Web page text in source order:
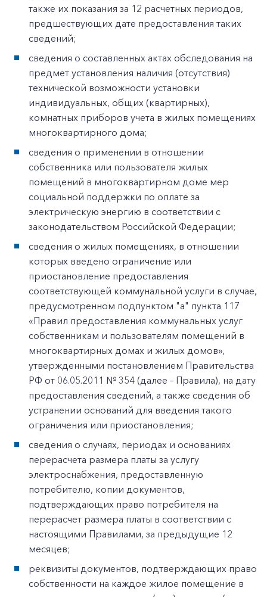
также их показания за 12 расчетных периодов,
предшествующих дате предоставления таких
сведений;
сведения о составленных актах обследования на
предмет установления наличия (отсутствия)
технической возможности установки
индивидуальных, общих (квартирных),
комнатных приборов учета в жилых помещениях
многоквартирного дома;
сведения о применении в отношении
собственника или пользователя жилых
помещений в многоквартирном доме мер
социальной поддержки по оплате за
электрическую энергию в соответствии с
законодательством Российской Федерации;
сведения о жилых помещениях, в отношении
которых введено ограничение или
приостановление предоставления
соответствующей коммунальной услуги в случае,
предусмотренном подпунктом "а" пункта 117
«Правил предоставления коммунальных услуг
собственникам и пользователям помещений в
многоквартирных домах и жилых домов»,
утвержденными постановлением Правительства
РФ от 06.05.2011 № 354 (далее – Правила), на дату
предоставления сведений, а также сведения об
устранении оснований для введения такого
ограничения или приостановления;
сведения о случаях, периодах и основаниях
перерасчета размера платы за услугу
электроснабжения, предоставленную
потребителю, копии документов,
подтверждающих право потребителя на
перерасчет размера платы в соответствии с
настоящими Правилами, за предыдущие 12
месяцев;
реквизиты документов, подтверждающих право
собственности на каждое жилое помещение в